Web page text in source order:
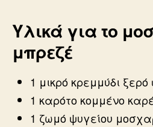
Υλικά για το
μπρεζέ
1 μικρό κρεμμύδι
1 καρότο κομμένο
1 ζωμό ψυγείου